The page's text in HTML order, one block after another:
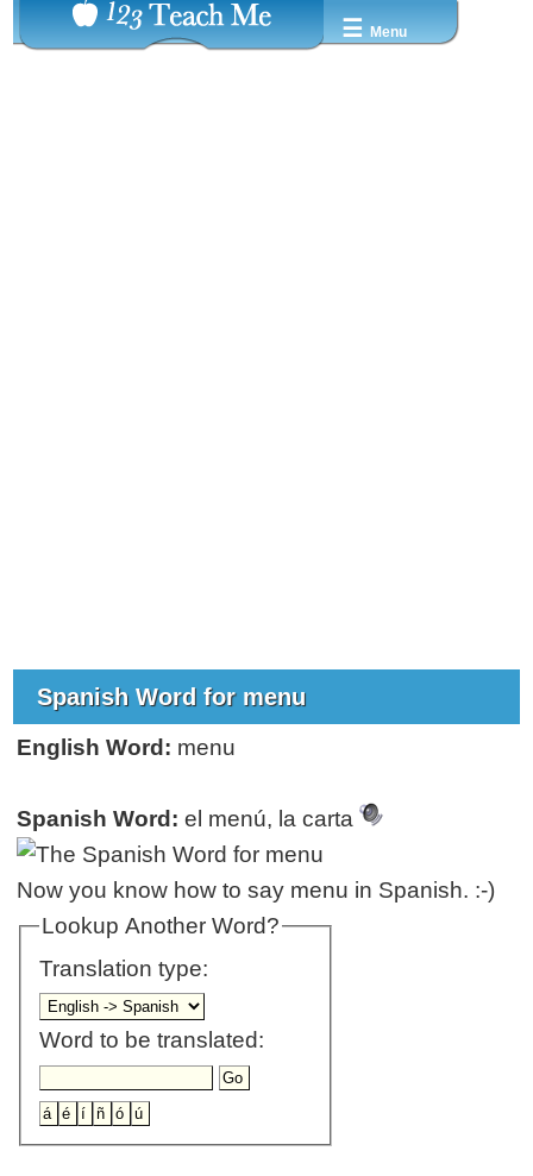
☰ Menu
Spanish Word for menu
English Word: menu
Spanish Word: el menú, la carta
Now you know how to say menu in Spanish. :-)
Lookup Another Word?
Translation type:
Word to be translated: